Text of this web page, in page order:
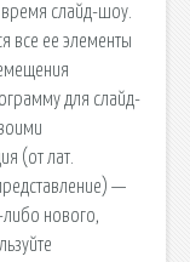
слайд-шоу.
все ее элементы
для слайд-
(от лат.
—
либо нового,